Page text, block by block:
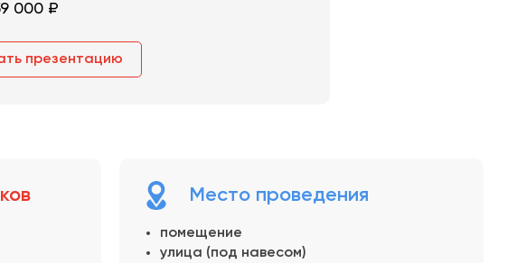
000 ₽
презентацию
Место проведения
помещение
улица (под навесом)